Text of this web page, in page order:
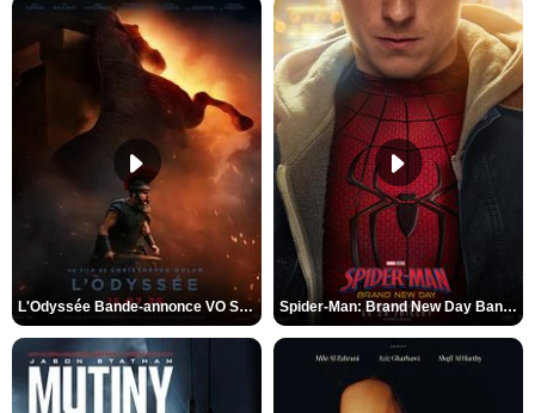
L'Odyssée Bande-annonce VO STFR Spider-Man: Brand New Day Bande-annonce VO STFR